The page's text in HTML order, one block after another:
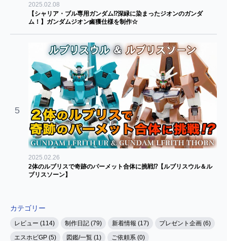
2025.02.08
【シャリア・ブル専用ガンダム⁉深緑に染まったジオンのガンダ
ム！】ガンダムジオン鹵獲仕様を制作☆
5
2025.02.26
2体のルブリスで奇跡のパーメット合体に挑戦⁉【ルブリスウル＆ル
ブリスソーン】
カテゴリー
レビュー (114) 制作日記 (79) 新着情報 (17)
プレゼント企画 (6)
エスホビGP (5)
図鑑/一覧 (1) ご依頼系 (0)